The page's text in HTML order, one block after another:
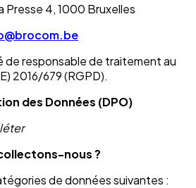
Presse 4, 1000 Bruxelles
de responsable de traitement au
2016/679 (RGPD).
des Données (DPO)
nous ?
de données suivantes :